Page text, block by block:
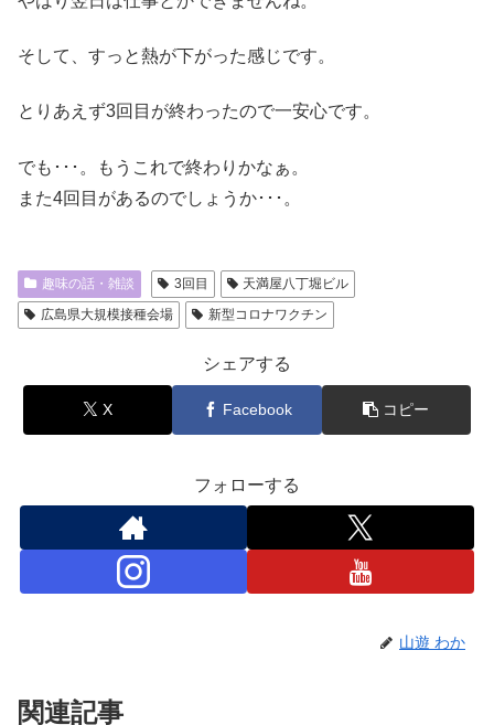
そして、すっと熱が下がった感じです。
とりあえず3回目が終わったので一安心です。
でも･･･。もうこれで終わりかなぁ。
また4回目があるのでしょうか･･･。
趣味の話・雑談 3回目
天満屋八丁堀ビル
広島県大規模接種会場
新型コロナワクチン
シェアする
X Facebook コピー
フォローする
山遊 わか
関連記事